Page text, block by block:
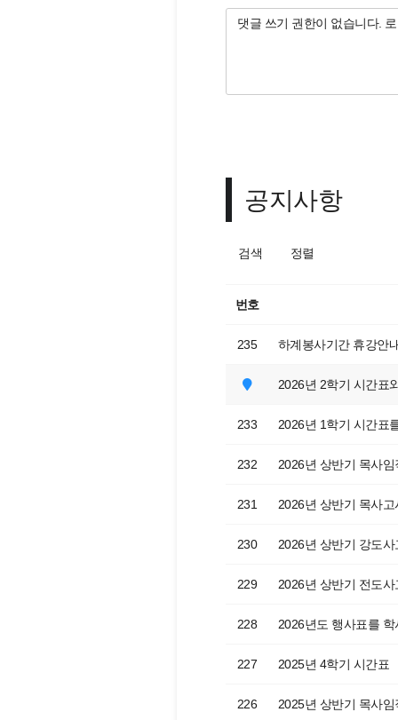
공지사항
검색 정렬
번호
235 하계봉사기간 휴강안
2026년 2학기 시간표
233 2026년 1학기 시간표
232 2026년 상반기 목사임
231 2026년 상반기 목사고
230 2026년 상반기 강도
229 2026년 상반기 전도사
228 2026년도 행사표를
227 2025년 4학기 시간표
226 2025년 상반기 목사임